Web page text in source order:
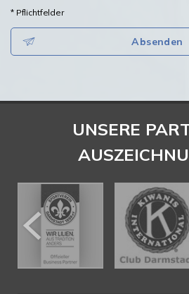
* Pflichtfelder
Absenden
UNSERE